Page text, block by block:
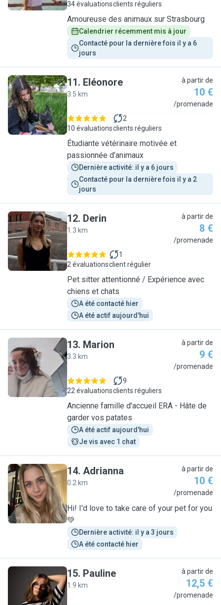
34 évaluationsclients réguliers
Amoureuse des animaux sur Strasbourg
Calendrier récemment mis à jour
Contacté pour la dernière fois il y a 6
jours
E
11. Eléonore
3.5 km
à partir de
10 €
/promenade
10 évaluations
2
clients réguliers
Étudiante vétérinaire motivée et
passionnée d’animaux
Dernière activité: il y a 6 jours
Contacté pour la dernière fois il y a 2
jours
D
12. Derin
1.3 km
à partir de
8 €
/promenade
2 évaluations
1
client régulier
Pet sitter attentionné / Expérience avec
chiens et chats
A été contacté hier
A été actif aujourd'hui
M
13. Marion
3.3 km
à partir de
9 €
/promenade
22 évaluations
9
clients réguliers
Ancienne famille d'accueil ERA - Hâte de
garder vos patates
A été actif aujourd'hui
Je vis avec 1 chat
A
14. Adrianna
0.2 km
à partir de
10 €
/promenade
Hi! I'd love to take care of your pet for you
💚
Dernière activité: il y a 3 jours
A été contacté hier
P
15. Pauline
1.9 km
à partir de
12,5 €
/promenade